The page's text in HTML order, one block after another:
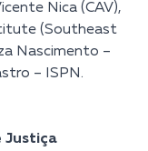
Nica (CAV),
(Southeast
Nascimento –
– ISPN.
Justiça